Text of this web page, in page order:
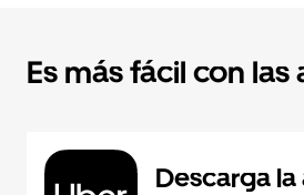
Es más fácil con las
Descarga